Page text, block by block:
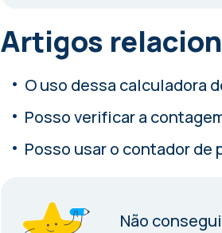
Artigos
O uso dessa calculadora
Posso verificar a
Posso usar o contador de
Não